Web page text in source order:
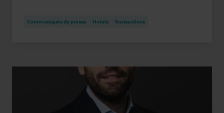
Communiqués de presse Hotels Transactions